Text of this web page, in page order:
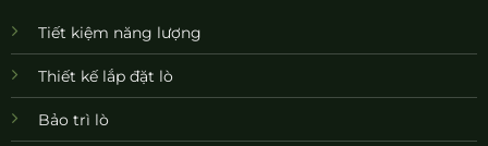
Tiết kiệm năng lượng
Thiết kế lắp đặt lò
Bảo trì lò